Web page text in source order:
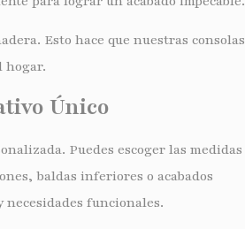
Esto hace que nuestras consolas
hogar.
Único
Puedes escoger las medidas
baldas inferiores o acabados
funcionales.